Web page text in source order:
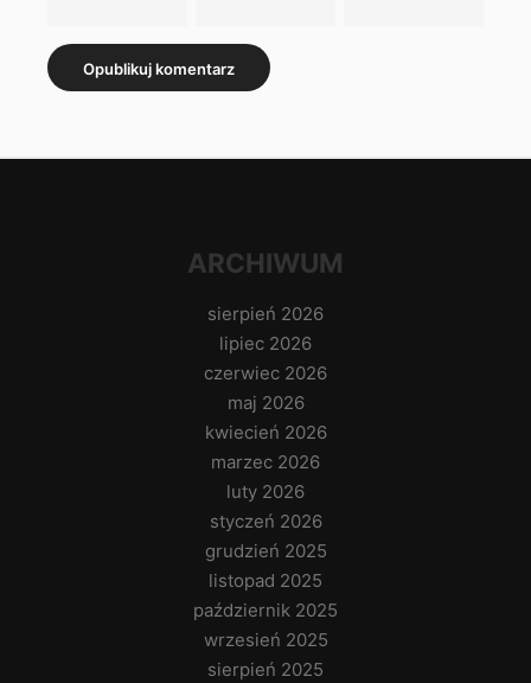
ARCHIWUM
sierpień 2026
lipiec 2026
czerwiec 2026
maj 2026
kwiecień 2026
marzec 2026
luty 2026
styczeń 2026
grudzień 2025
listopad 2025
październik 2025
wrzesień 2025
sierpień 2025